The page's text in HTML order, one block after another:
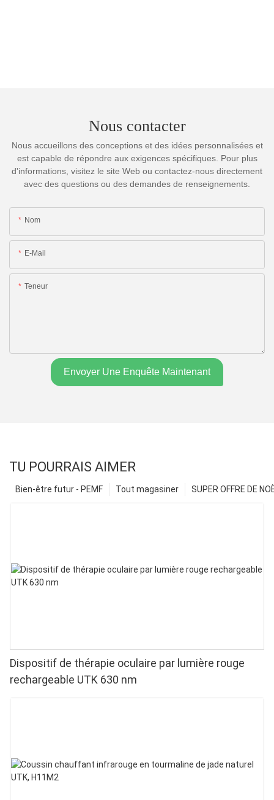
Nous contacter
Nous accueillons des conceptions et des idées personnalisées et
est capable de répondre aux exigences spécifiques. Pour plus
d'informations, visitez le site Web ou contactez-nous directement
avec des questions ou des demandes de renseignements.
Nom
E-Mail
Teneur
Envoyer Une Enquête Maintenant
TU POURRAIS AIMER
SUPER OFFRE DE
Tout magasiner
Bien-être futur - PEMF
Dispositif de thérapie oculaire par lumière rouge
rechargeable UTK 630 nm